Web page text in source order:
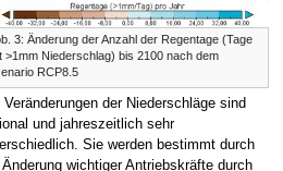
3: Änderung der Anzahl der Regentage (Tage
>1mm Niederschlag) bis 2100 nach dem
RCP8.5
Veränderungen der Niederschläge sind
und jahreszeitlich sehr
Sie werden bestimmt durch
wichtiger Antriebskräfte durch